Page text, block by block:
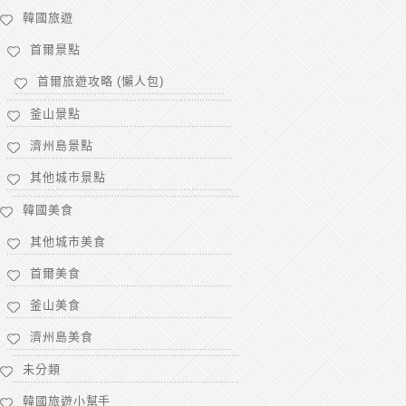
韓國旅遊
首爾景點
首爾旅遊攻略 (懶人包)
釜山景點
濟州島景點
其他城市景點
韓國美食
其他城市美食
首爾美食
釜山美食
濟州島美食
未分類
韓國旅遊小幫手